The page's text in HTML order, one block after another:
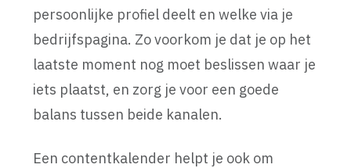
persoonlijke profiel deelt en welke via je
bedrijfspagina. Zo voorkom je dat je op het
laatste moment nog moet beslissen waar je
iets plaatst, en zorg je voor een goede
balans tussen beide kanalen.
Een contentkalender helpt je ook om